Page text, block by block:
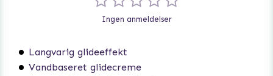
Langvarig glideeffekt
Vandbaseret glidecreme
Ingen anmeldelser